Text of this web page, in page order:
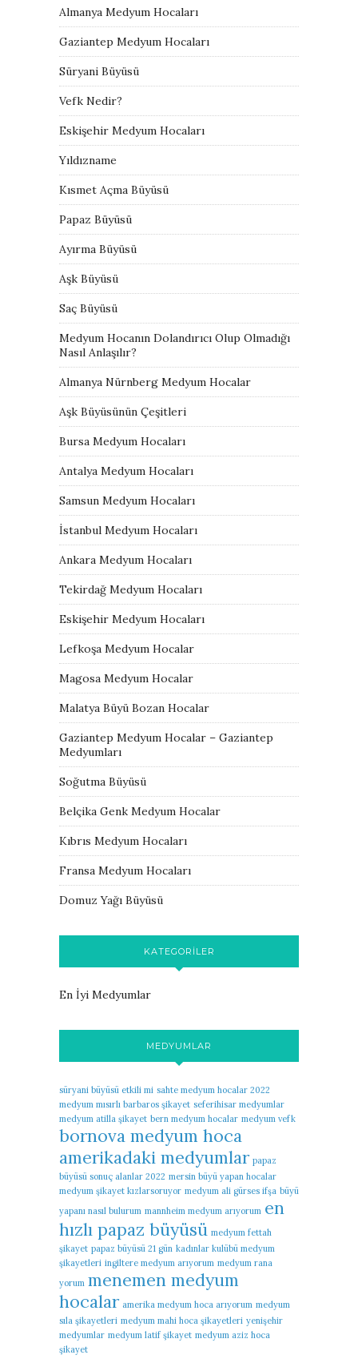
Almanya Medyum Hocaları
Gaziantep Medyum Hocaları
Süryani Büyüsü
Vefk Nedir?
Eskişehir Medyum Hocaları
Yıldızname
Kısmet Açma Büyüsü
Papaz Büyüsü
Ayırma Büyüsü
Aşk Büyüsü
Saç Büyüsü
Medyum Hocanın Dolandırıcı Olup Olmadığı
Nasıl Anlaşılır?
Almanya Nürnberg Medyum Hocalar
Aşk Büyüsünün Çeşitleri
Bursa Medyum Hocaları
Antalya Medyum Hocaları
Samsun Medyum Hocaları
İstanbul Medyum Hocaları
Ankara Medyum Hocaları
Tekirdağ Medyum Hocaları
Eskişehir Medyum Hocaları
Lefkoşa Medyum Hocalar
Magosa Medyum Hocalar
Malatya Büyü Bozan Hocalar
Gaziantep Medyum Hocalar – Gaziantep
Medyumları
Soğutma Büyüsü
Belçika Genk Medyum Hocalar
Kıbrıs Medyum Hocaları
Fransa Medyum Hocaları
Domuz Yağı Büyüsü
KATEGORILER
En İyi Medyumlar
MEDYUMLAR
süryani büyüsü etkili mi sahte medyum hocalar 2022
medyum mısırlı barbaros şikayet seferihisar medyumlar
medyum atilla şikayet bern medyum hocalar medyum vefk
bornova medyum hoca
amerikadaki medyumlar papaz
büyüsü sonuç alanlar 2022 mersin büyü yapan hocalar
medyum şikayet kızlarsoruyor medyum ali gürses ifşa büyü
yapanı nasıl bulurum mannheim medyum arıyorum en
hızlı papaz büyüsü medyum fettah
şikayet papaz büyüsü 21 gün kadınlar kulübü medyum
şikayetleri ingiltere medyum arıyorum medyum rana
yorum menemen medyum
hocalar amerika medyum hoca arıyorum medyum
sıla şikayetleri medyum mahi hoca şikayetleri yenişehir
medyumlar medyum latif şikayet medyum aziz hoca
şikayet